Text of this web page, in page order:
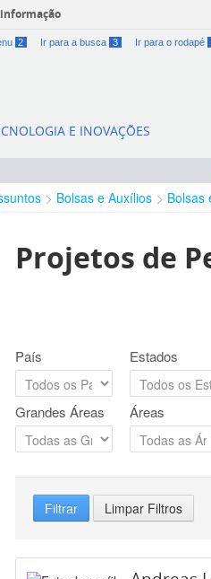
informação
2 Ir para a busca 3 Ir para o rodapé
E INOVAÇÕES
Bolsas e Auxílios Bolsas
Projetos de
País Estados
Grandes Áreas Áreas
Filtrar Limpar Filtros